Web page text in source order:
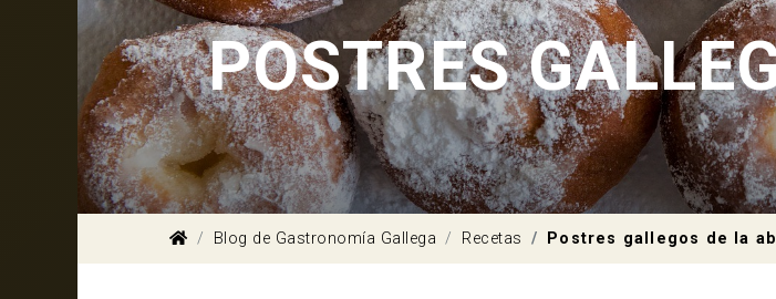
POSTRES
Blog de Gastronomía Gallega Recetas Postres gallegos de la